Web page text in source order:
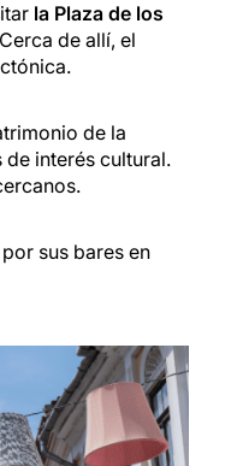
la Plaza de los
de allí, el
de la
de interés cultural.
sus bares en